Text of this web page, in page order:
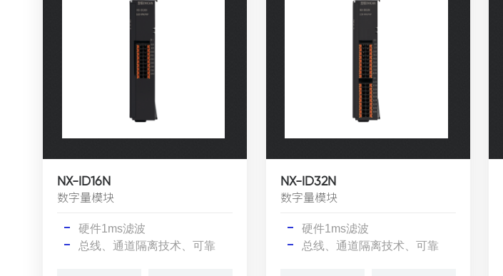
NX-ID16N
数字量模块
硬件1ms滤波
总线、通道隔离技术、可靠
NX-ID32N
数字量模块
硬件1ms滤波
总线、通道隔离技术、可靠